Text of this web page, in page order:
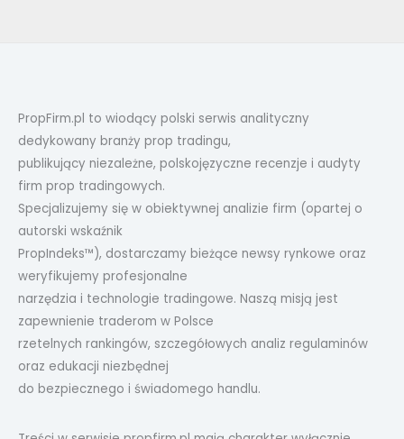
PropFirm.pl to wiodący polski serwis analityczny
dedykowany branży prop tradingu,
publikujący niezależne, polskojęzyczne recenzje i audyty
firm prop tradingowych.
Specjalizujemy się w obiektywnej analizie firm (opartej o
autorski wskaźnik
PropIndeks™), dostarczamy bieżące newsy rynkowe oraz
weryfikujemy profesjonalne
narzędzia i technologie tradingowe. Naszą misją jest
zapewnienie traderom w Polsce
rzetelnych rankingów, szczegółowych analiz regulaminów
oraz edukacji niezbędnej
do bezpiecznego i świadomego handlu.